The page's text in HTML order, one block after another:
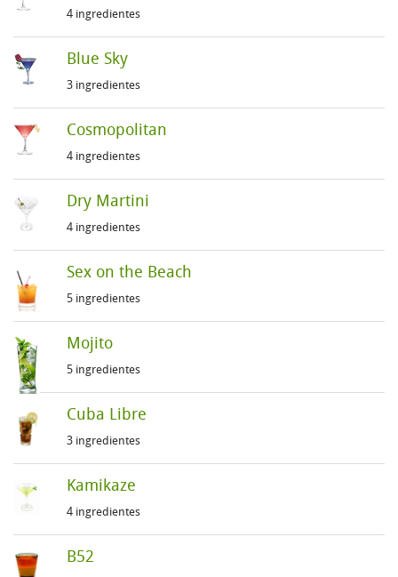
4 ingredientes
Blue Sky
3 ingredientes
Cosmopolitan
4 ingredientes
Dry Martini
4 ingredientes
Sex on the Beach
5 ingredientes
Mojito
5 ingredientes
Cuba Libre
3 ingredientes
Kamikaze
4 ingredientes
B52